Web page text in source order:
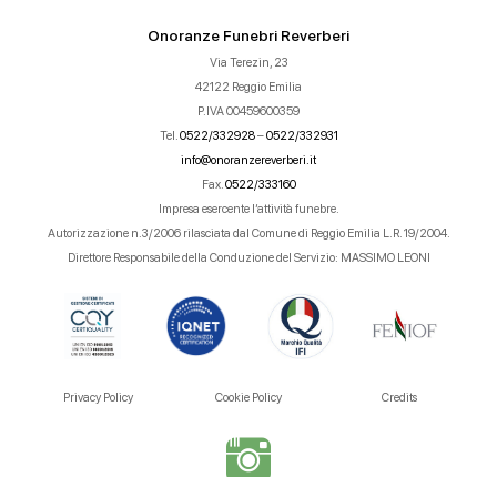
Onoranze Funebri Reverberi
Via Terezin, 23
42122 Reggio Emilia
P.IVA 00459600359
Tel. 0522/332928–0522/332931
info@onoranzereverberi.it
Fax. 0522/333160
Impresa esercente l’attività funebre.
Autorizzazione n.3/2006 rilasciata dal Comune di Reggio Emilia L.R. 19/2004.
Direttore Responsabile della Conduzione del Servizio: MASSIMO LEONI
Privacy Policy Cookie Policy Credits